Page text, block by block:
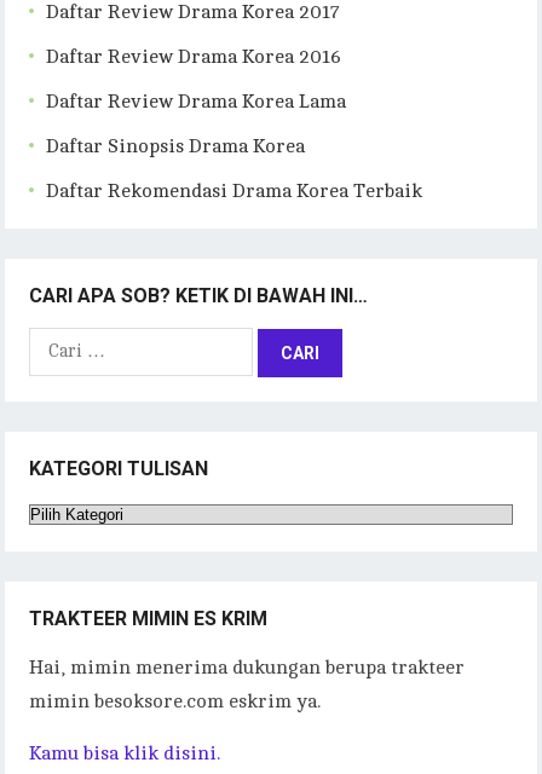
Daftar Review Drama Korea 2017
Daftar Review Drama Korea 2016
Daftar Review Drama Korea Lama
Daftar Sinopsis Drama Korea
Daftar Rekomendasi Drama Korea Terbaik
CARI APA SOB? KETIK DI BAWAH INI…
Cari
KATEGORI TULISAN
Kategori
TRAKTEER MIMIN ES KRIM
Hai, mimin menerima dukungan berupa trakteer
mimin besoksore.com eskrim ya.
Kamu bisa klik disini.